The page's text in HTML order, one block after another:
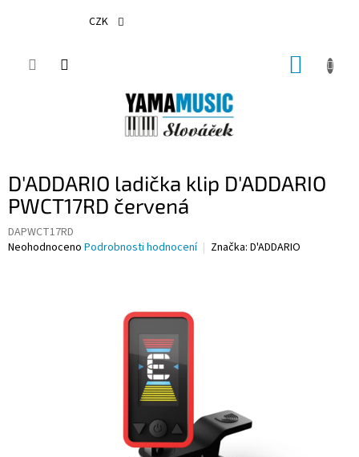
CZK
D'ADDARIO ladička klip D'ADDARIO
PWCT17RD červená
DAPWCT17RD
Průměrné
Neohodnoceno Podrobnosti hodnocení Značka: D'ADDARIO